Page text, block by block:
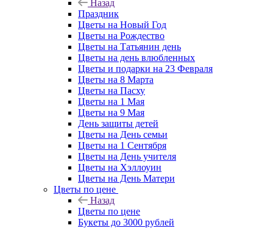
Назад
Праздник
Цветы на Новый Год
Цветы на Рождество
Цветы на Татьянин день
Цветы на день влюбленных
Цветы и подарки на 23 Февраля
Цветы на 8 Марта
Цветы на Пасху
Цветы на 1 Мая
Цветы на 9 Мая
День защиты детей
Цветы на День семьи
Цветы на 1 Сентября
Цветы на День учителя
Цветы на Хэллоуин
Цветы на День Матери
Цветы по цене
Назад
Цветы по цене
Букеты до 3000 рублей